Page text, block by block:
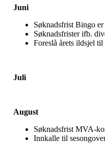
Juni
Søknadsfrist Bingo
Søknadsfrister ifb.
Foreslå årets ildsjel til
Juli
August
Søknadsfrist MVA-
Innkalle til